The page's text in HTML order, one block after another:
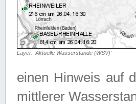
Layer: 'Aktuelle Wasserstände (WSV)'
einen Hinweis auf
mittlerer